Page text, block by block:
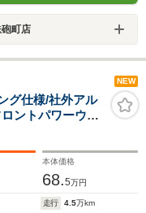
町店
NEW
仕様/社外アル
ントパワーウイ
本体価格
68.5万円
走行 4.5万km